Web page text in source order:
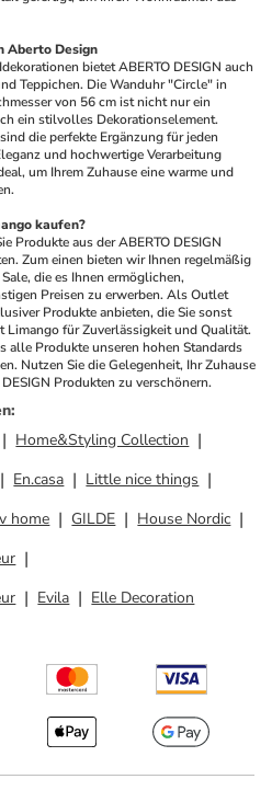
Aberto Design
bietet ABERTO DESIGN auch
Teppichen. Die Wanduhr "Circle" in
von 56 cm ist nicht nur ein
ein stilvolles Dekorationselement.
die perfekte Ergänzung für jeden
und hochwertige Verarbeitung
um Ihrem Zuhause eine warme und
kaufen?
Produkte aus der ABERTO DESIGN
Zum einen bieten wir Ihnen regelmäßig
die es Ihnen ermöglichen,
Preisen zu erwerben. Als Outlet
Produkte anbieten, die Sie sonst
Limango für Zuverlässigkeit und Qualität.
alle Produkte unseren hohen Standards
Nutzen Sie die Gelegenheit, Ihr Zuhause
Produkten zu verschönern.
:
Home&Styling Collection
En.casa
Little nice things
home GILDE
House Nordic
Evila Elle Decoration